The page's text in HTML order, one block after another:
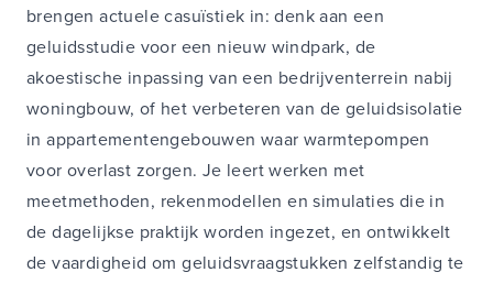
brengen actuele casuïstiek in: denk aan een
geluidsstudie voor een nieuw windpark, de
akoestische inpassing van een bedrijventerrein nabij
woningbouw, of het verbeteren van de geluidsisolatie
in appartementengebouwen waar warmtepompen
voor overlast zorgen. Je leert werken met
meetmethoden, rekenmodellen en simulaties die in
de dagelijkse praktijk worden ingezet, en ontwikkelt
de vaardigheid om geluidsvraagstukken zelfstandig te